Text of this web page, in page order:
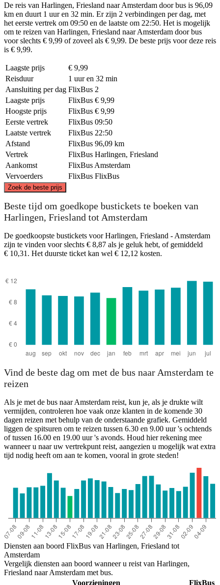
De reis van Harlingen, Friesland naar Amsterdam door bus is 96,09
km en duurt 1 uur en 32 min. Er zijn 2 verbindingen per dag, met
het eerste vertrek om 09:50 en de laatste om 22:50. Het is mogelijk
om te reizen van Harlingen, Friesland naar Amsterdam door bus
voor slechts € 9,99 of zoveel als € 9,99. De beste prijs voor deze reis
is € 9,99.
Laagste prijs
€ 9,99
Reisduur
1 uur en 32 min
Aansluiting per dag FlixBus 2
Laagste prijs
FlixBus € 9,99
Hoogste prijs
FlixBus € 9,99
Eerste vertrek
FlixBus 09:50
Laatste vertrek
FlixBus 22:50
Afstand
FlixBus 96,09 km
Vertrek
FlixBus Harlingen, Friesland
Aankomst
FlixBus Amsterdam
Vervoerders
FlixBus FlixBus
Zoek de beste prijs
©CARTO
Beste tijd om goedkope bustickets te boeken van
Harlingen, Friesland tot Amsterdam
De goedkoopste bustickets voor Harlingen, Friesland - Amsterdam
zijn te vinden voor slechts € 8,87 als je geluk hebt, of gemiddeld
€ 10,31. Het duurste ticket kan wel € 12,12 kosten.
Vind de beste dag om met de bus naar Amsterdam te
reizen
Als je met de bus naar Amsterdam reist, kun je, als je drukte wilt
vermijden, controleren hoe vaak onze klanten in de komende 30
dagen reizen met behulp van de onderstaande grafiek. Gemiddeld
liggen de spitsuren om te reizen tussen 6.30 en 9.00 uur 's ochtends
of tussen 16.00 en 19.00 uur 's avonds. Houd hier rekening mee
wanneer u naar uw vertrekpunt reist, aangezien u mogelijk wat extra
tijd nodig heeft om aan te komen, vooral in grote steden!
Diensten aan boord FlixBus van Harlingen, Friesland tot
Amsterdam
Vergelijk diensten aan boord wanneer u reist van Harlingen,
Friesland naar Amsterdam met bus.
Voorzieningen
FlixBus